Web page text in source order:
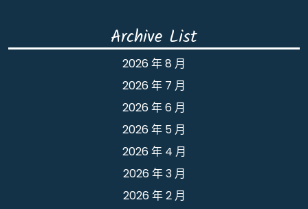
Archive List
2026 年 8 月
2026 年 7 月
2026 年 6 月
2026 年 5 月
2026 年 4 月
2026 年 3 月
2026 年 2 月